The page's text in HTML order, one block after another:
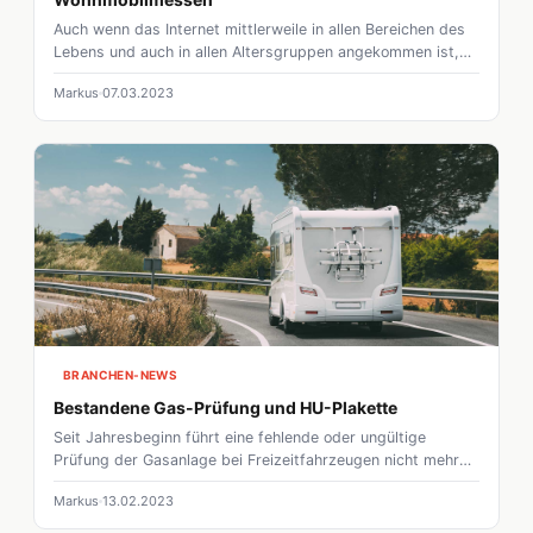
Auch wenn das Internet mittlerweile in allen Bereichen des
Lebens und auch in allen Altersgruppen angekommen ist,
informieren sich gerade, wenn es um den Kauf eines
Reisemobils geht, viele immer noch auf einer der vielen
Messen. Während regional die Händler ein bis zweimal im
Jahr eine sogenannte "Hausmesse" durchführen, gehören
CMT in Stuttgart oder der Caravan Salon in Düsseldorf zu
den größten Events weltweit.
Markus 07.03.2023
BRANCHEN-NEWS
Bestandene Gas-Prüfung und HU-Plakette
Seit Jahresbeginn führt eine fehlende oder ungültige
Prüfung der Gasanlage bei Freizeitfahrzeugen nicht mehr
zur Verweigerung der HU-Plakette. Das vorübergehende
Aussetzen der bisherigen Regelung bis zum 1. Januar 2023
geht aus der neuen Richtlinie zur Hauptuntersuchung vom
Markus 13.02.2023